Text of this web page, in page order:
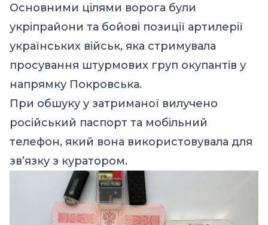
Основними цілями ворога були
укріпрайони та бойові позиції артилерії
українських військ, яка стримувала
просування штурмових груп окупантів у
напрямку Покровська.
При обшуку у затриманої вилучено
російський паспорт та мобільний
телефон, який вона використовувала для
зв’язку з куратором.